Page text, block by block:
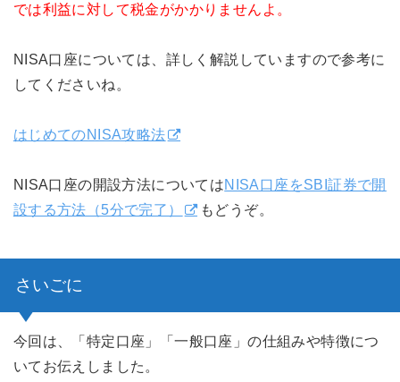
では利益に対して税金がかかりませんよ。
NISA口座については、詳しく解説していますので参考に
してくださいね。
はじめてのNISA攻略法
NISA口座の開設方法についてはNISA口座をSBI証券で開
設する方法（5分で完了）
もどうぞ。
さいごに
今回は、「特定口座」「一般口座」の仕組みや特徴につ
いてお伝えしました。